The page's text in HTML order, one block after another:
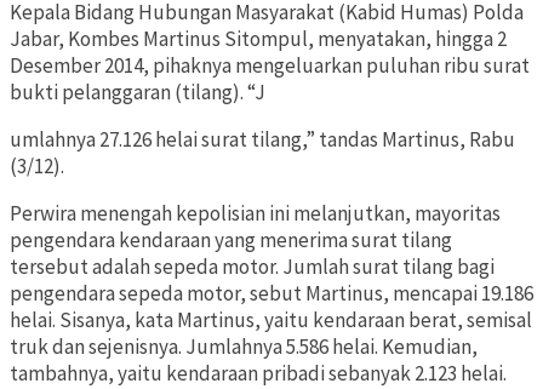
Kepala Bidang Hubungan Masyarakat (Kabid Humas) Polda
Jabar, Kombes Martinus Sitompul, menyatakan, hingga 2
Desember 2014, pihaknya mengeluarkan puluhan ribu surat
bukti pelanggaran (tilang). “J
umlahnya 27.126 helai surat tilang,” tandas Martinus, Rabu
(3/12).
Perwira menengah kepolisian ini melanjutkan, mayoritas
pengendara kendaraan yang menerima surat tilang
tersebut adalah sepeda motor. Jumlah surat tilang bagi
pengendara sepeda motor, sebut Martinus, mencapai 19.186
helai. Sisanya, kata Martinus, yaitu kendaraan berat, semisal
truk dan sejenisnya. Jumlahnya 5.586 helai. Kemudian,
tambahnya, yaitu kendaraan pribadi sebanyak 2.123 helai.